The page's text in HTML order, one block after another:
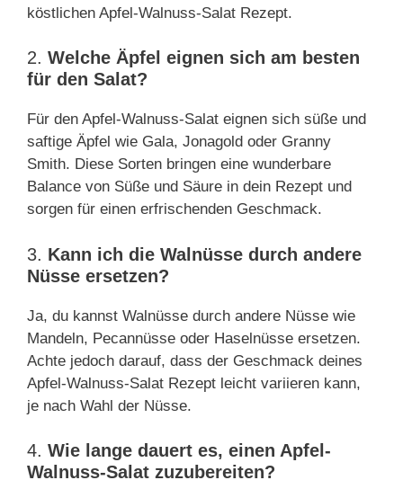
köstlichen Apfel-Walnuss-Salat Rezept.
2. Welche Äpfel eignen sich am besten
für den Salat?
Für den Apfel-Walnuss-Salat eignen sich süße und
saftige Äpfel wie Gala, Jonagold oder Granny
Smith. Diese Sorten bringen eine wunderbare
Balance von Süße und Säure in dein Rezept und
sorgen für einen erfrischenden Geschmack.
3. Kann ich die Walnüsse durch andere
Nüsse ersetzen?
Ja, du kannst Walnüsse durch andere Nüsse wie
Mandeln, Pecannüsse oder Haselnüsse ersetzen.
Achte jedoch darauf, dass der Geschmack deines
Apfel-Walnuss-Salat Rezept leicht variieren kann,
je nach Wahl der Nüsse.
4. Wie lange dauert es, einen Apfel-
Walnuss-Salat zuzubereiten?